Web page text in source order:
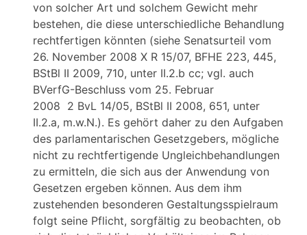
von solcher Art und solchem Gewicht mehr
bestehen, die diese unterschiedliche Behandlung
rechtfertigen könnten (siehe Senatsurteil vom
26. November 2008 X R 15/07, BFHE 223, 445,
BStBl II 2009, 710, unter II.2.b cc; vgl. auch
BVerfG-Beschluss vom 25. Februar
2008 2 BvL 14/05, BStBl II 2008, 651, unter
II.2.a, m.w.N.). Es gehört daher zu den Aufgaben
des parlamentarischen Gesetzgebers, mögliche
nicht zu rechtfertigende Ungleichbehandlungen
zu ermitteln, die sich aus der Anwendung von
Gesetzen ergeben können. Aus dem ihm
zustehenden besonderen Gestaltungsspielraum
folgt seine Pflicht, sorgfältig zu beobachten, ob